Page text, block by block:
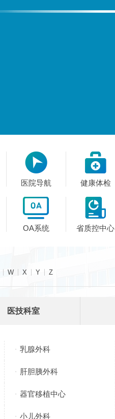

医院导航

健康体检

OA系统

省质控中心
W X Y Z
医技科室
乳腺外科
肝胆胰外科
器官移植中心
小儿外科